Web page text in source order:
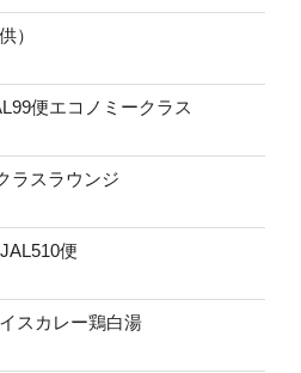
）
便エコノミークラス
ラスラウンジ
便
スカレー鶏白湯